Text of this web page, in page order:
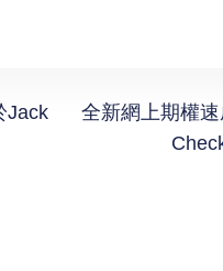
Jack 全新網上期權